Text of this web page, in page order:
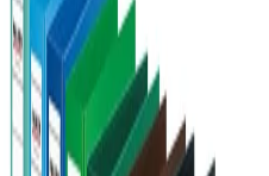
Falken
8 cm, PP, червен